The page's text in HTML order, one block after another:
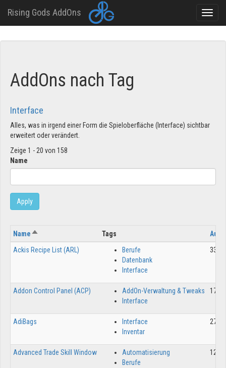
Rising Gods AddOns
Toggle
AddOns nach Tag
Interface
Alles, was in irgend einer Form die Spieloberfläche (Interface) sichtbar
erweitert oder verändert.
Zeige 1 - 20 von 158
Name
Apply
NameAbsteigend sortieren Tags
Ackis Recipe List (ARL)
Berufe
Datenbank
Interface
Addon Control Panel (ACP)
AddOn-Verwaltung & Tweaks
Interface
AdiBags
Interface
Inventar
Advanced Trade Skill Window
Automatisierung
Berufe